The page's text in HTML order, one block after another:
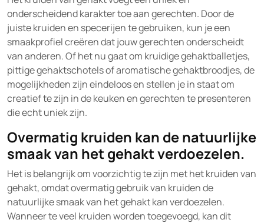
onderscheidend karakter toe aan gerechten. Door de
juiste kruiden en specerijen te gebruiken, kun je een
smaakprofiel creëren dat jouw gerechten onderscheidt
van anderen. Of het nu gaat om kruidige gehaktballetjes,
pittige gehaktschotels of aromatische gehaktbroodjes, de
mogelijkheden zijn eindeloos en stellen je in staat om
creatief te zijn in de keuken en gerechten te presenteren
die echt uniek zijn.
Overmatig kruiden kan de natuurlijke
smaak van het gehakt verdoezelen.
Het is belangrijk om voorzichtig te zijn met het kruiden van
gehakt, omdat overmatig gebruik van kruiden de
natuurlijke smaak van het gehakt kan verdoezelen.
Wanneer te veel kruiden worden toegevoegd, kan dit